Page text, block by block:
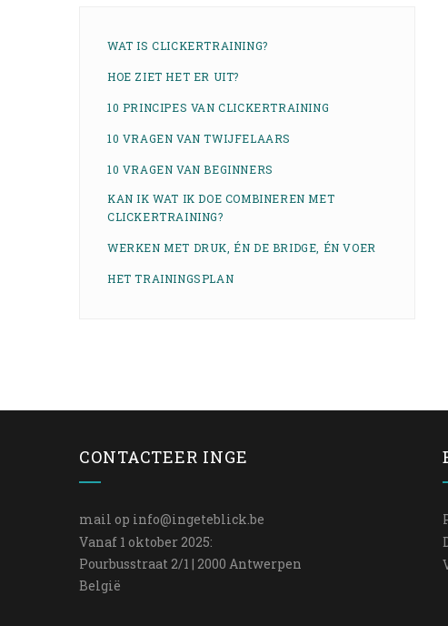
WAT IS CLICKERTRAINING?
HOE ZIET HET ER UIT?
10 PRINCIPES VAN CLICKERTRAINING
10 VRAGEN VAN TWIJFELAARS
10 VRAGEN VAN BEGINNERS
KAN IK WAT IK DOE COMBINEREN MET
CLICKERTRAINING?
WERKEN MET DRUK, ÉN DE BRIDGE, ÉN VOER
HET TRAININGSPLAN
CONTACTEER INGE
mail op info@ingeteblick.be
Vanaf 1 oktober 2025:
Pourbusstraat 2/1 | 2000 Antwerpen
België